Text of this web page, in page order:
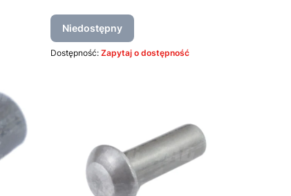
Niedostępny
Dostępność: Zapytaj o dostępność